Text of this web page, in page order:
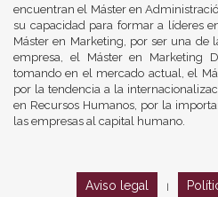
encuentran el Máster en
su capacidad para formar a líderes
Máster en Marketing, por ser una de
empresa, el Máster en Marketing
tomando en el mercado actual, el
por la tendencia a la
en Recursos Humanos, por la
las empresas al capital humano.
Aviso legal